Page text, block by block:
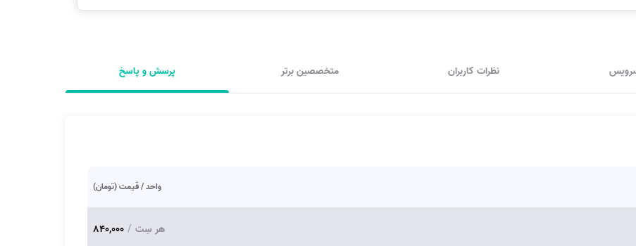
سرویس نظرات کاربران متخصصین برتر پرسش و پاسخ
واحد / قیمت (تومان)
هر سِت /
840,000